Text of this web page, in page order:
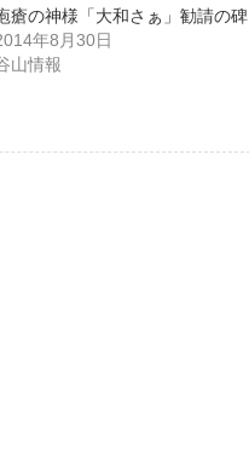
瘡の神様「大和さぁ」勧請の碑
年8月30日
山情報